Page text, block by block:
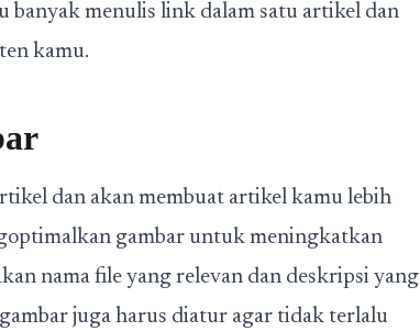
banyak menulis link dalam satu artikel dan
kamu.
dan akan membuat artikel kamu lebih
gambar untuk meningkatkan
nama file yang relevan dan deskripsi yang
juga harus diatur agar tidak terlalu